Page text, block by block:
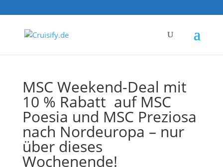
MSC Weekend-Deal mit
10 % Rabatt auf MSC
Poesia und MSC Preziosa
nach Nordeuropa – nur
über dieses
Wochenende!